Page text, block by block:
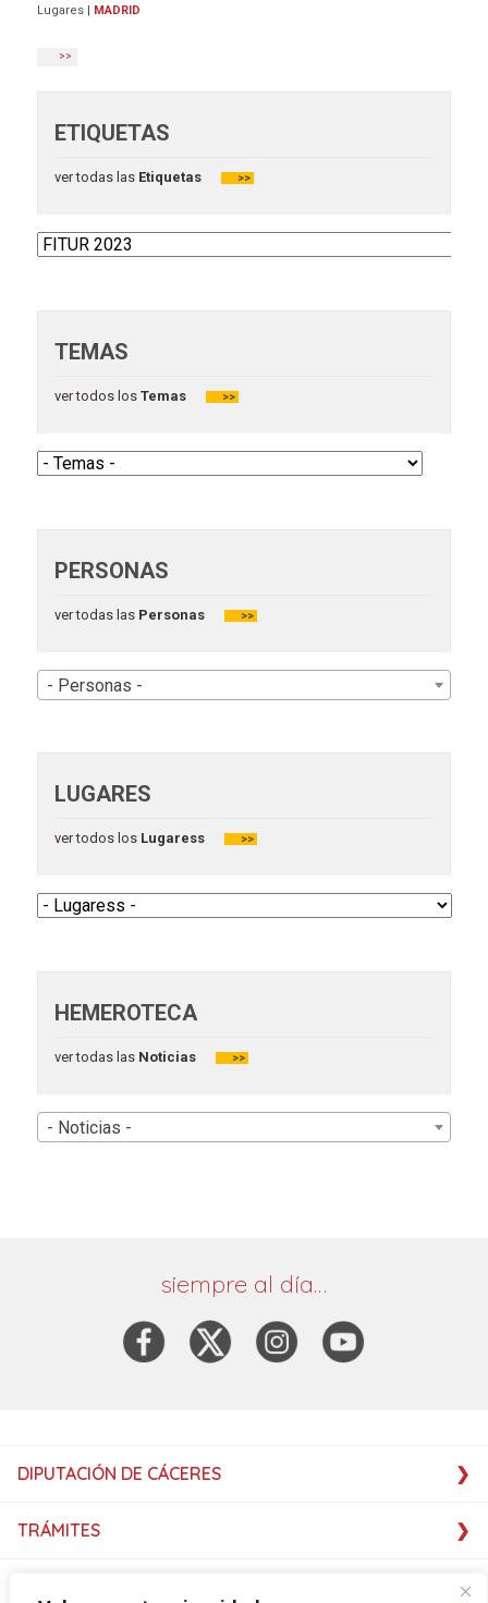
Lugares | MADRID
>>
ETIQUETAS
ver todas las Etiquetas >>
TEMAS
ver todos losTemas >>
PERSONAS
ver todas lasPersonas >>
- Personas -
LUGARES
ver todos losLugaress >>
HEMEROTECA
ver todas lasNoticias >>
- Noticias -
siempre al día…
DIPUTACIÓN DE CÁCERES
TRÁMITES